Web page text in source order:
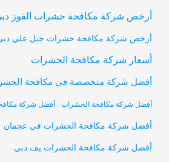
أرخص شركة مكافحة حشرات القوز
أرخص شركة مكافحة حشرات جبل علي
أسعار شركة مكافحة الحشرات
أفضل شركة متخصصة في مكافحة
أفضل شركة مكافحة الحشرات أفضل شركة
أفضل شركة مكافحة الحشرات في عجمان
أفضل شركة مكافحة الحشرات يف دبي